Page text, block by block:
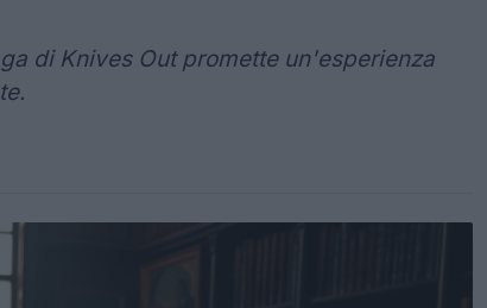
di Knives Out promette un'esperienza